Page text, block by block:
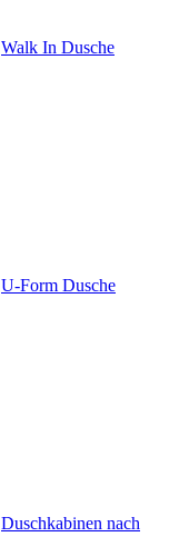
Walk In Dusche
U-Form Dusche
Duschkabinen nach